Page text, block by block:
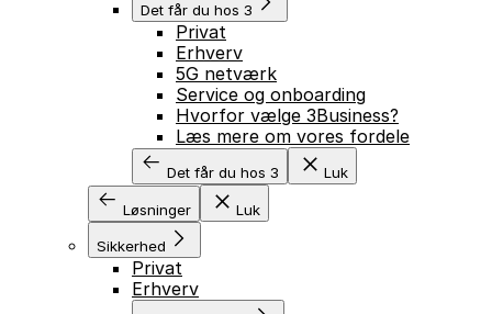
Det får du hos 3
Privat
Erhverv
5G netværk
Service og onboarding
Hvorfor vælge 3Business?
Læs mere om vores fordele
Det får du hos 3 Luk
Løsninger Luk
Sikkerhed
Privat
Erhverv